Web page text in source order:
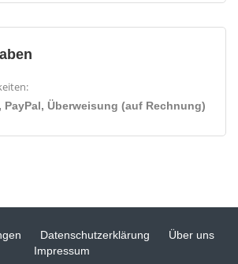
PayPal, Überweisung (auf Rechnung)
Datenschutzerklärung
Über uns
Impressum